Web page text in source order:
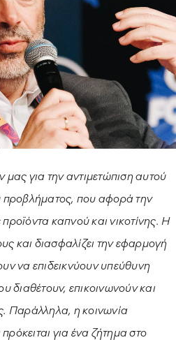
μας για την αντιμετώπιση αυτού
προβλήματος, που αφορά την
καπνού και νικοτίνης. Η
και διασφαλίζει την εφαρμογή
να επιδεικνύουν υπεύθυνη
διαθέτουν, επικοινωνούν και
Παράλληλα, η κοινωνία
για ένα ζήτημα στο